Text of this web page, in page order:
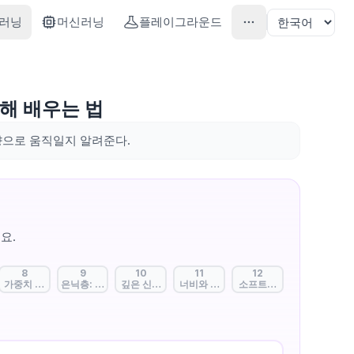
닝 머신러닝 플레이그라운드
배우는 법
로 움직일지 알려준다.
.
를 보내는 단위
서 한 번에 학습하기
8
가중치 연결: 지능을 만드는 수조 개의 사슬
9
은닉층: 눈에 보이지 않는 생각의 깊이
10
깊은 신경망: 더 복잡한 문제를 푸는 힘
11
너비와 뉴런: 한 번에 더 많은 특징 찾기
12
소프트맥스: 결과를 확신으